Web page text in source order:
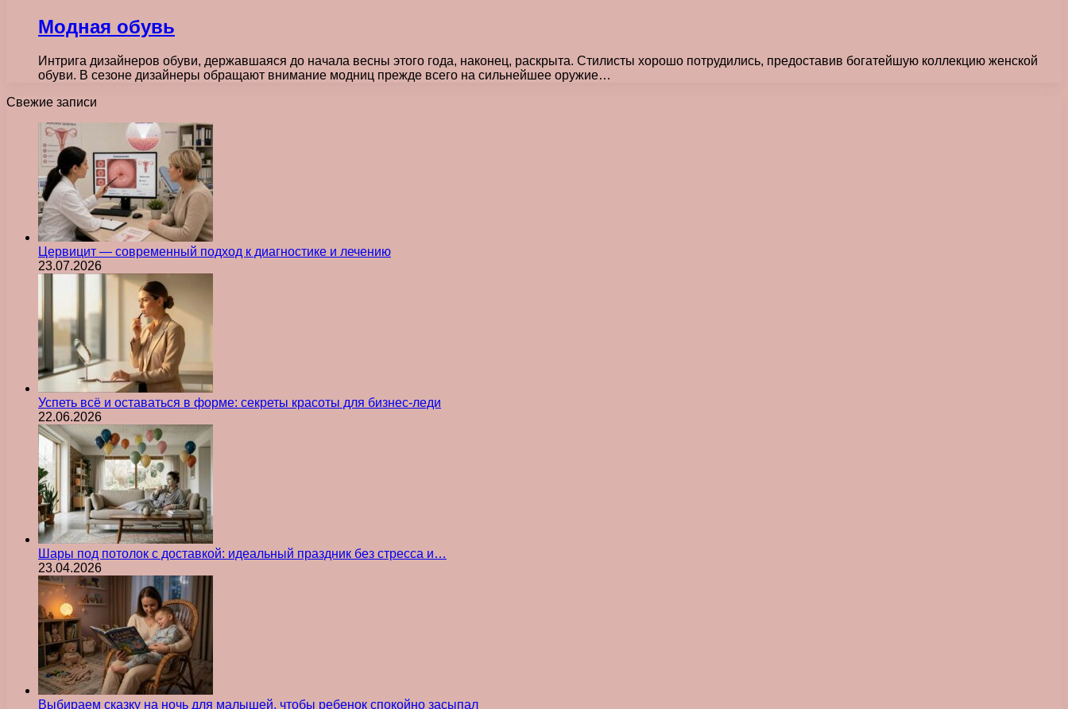
Модная обувь
Интрига дизайнеров обуви, державшаяся до начала весны этого года, наконец, раскрыта. Стилисты хорошо потрудились, предоставив богатейшую коллекцию женской
обуви. В сезоне дизайнеры обращают внимание модниц прежде всего на сильнейшее оружие…
Свежие записи
Цервицит — современный подход к диагностике и лечению
23.07.2026
Успеть всё и оставаться в форме: секреты красоты для бизнес-леди
22.06.2026
Шары под потолок с доставкой: идеальный праздник без стресса и…
23.04.2026
Выбираем сказку на ночь для малышей, чтобы ребенок спокойно засыпал